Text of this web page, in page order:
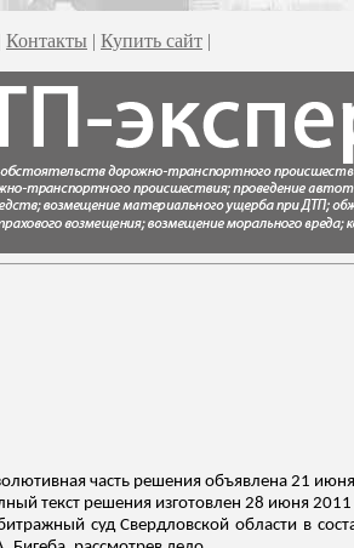
Контакты | Купить сайт |
часть решения объявлена 21
текст решения изготовлен 28 июня 2011
суд Свердловской области в